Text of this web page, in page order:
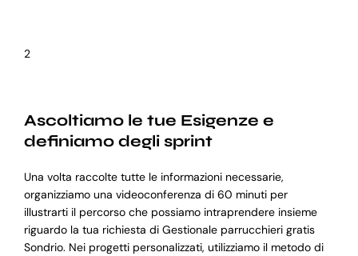
2
Ascoltiamo le tue Esigenze e
definiamo degli sprint
Una volta raccolte tutte le informazioni necessarie,
organizziamo una videoconferenza di 60 minuti per
illustrarti il percorso che possiamo intraprendere insieme
riguardo la tua richiesta di Gestionale parrucchieri gratis
Sondrio. Nei progetti personalizzati, utilizziamo il metodo di